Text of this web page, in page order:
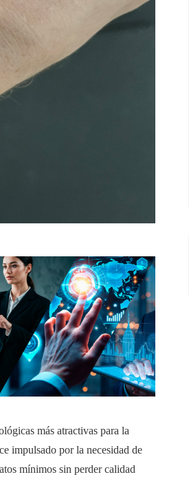
más atractivas para la
impulsado por la necesidad de
mínimos sin perder calidad